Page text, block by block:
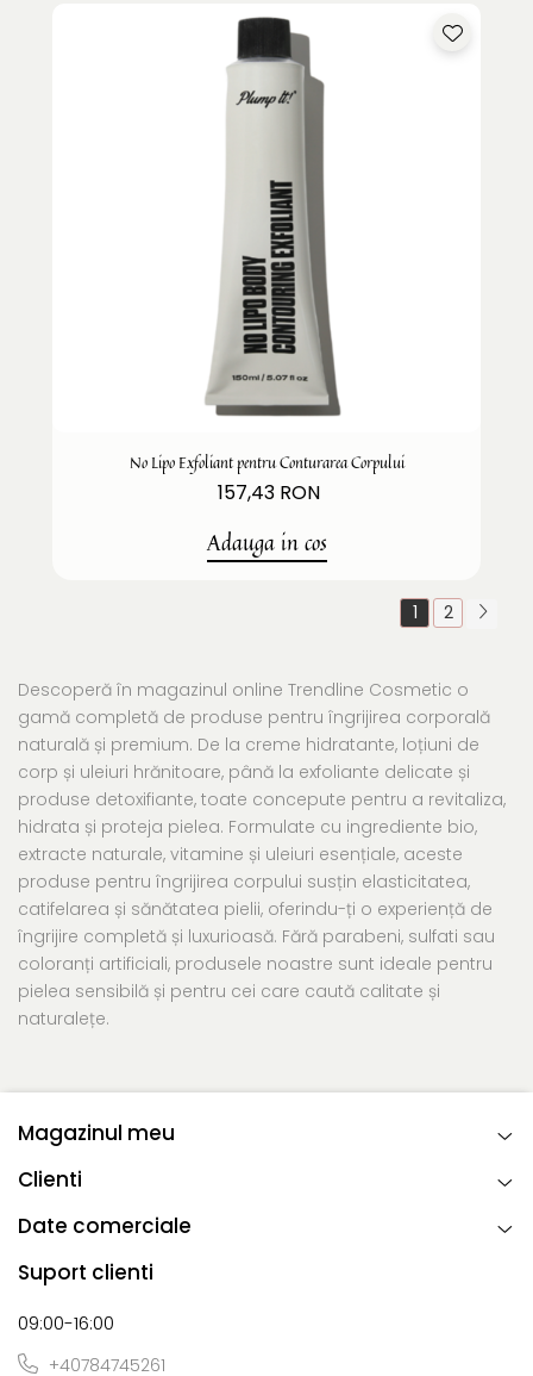
No Lipo Exfoliant pentru Conturarea Corpului
157,43 RON
Adauga in cos
1 2
Descoperă în magazinul online Trendline Cosmetic o
gamă completă de produse pentru îngrijirea corporală
naturală și premium. De la creme hidratante, loțiuni de
corp și uleiuri hrănitoare, până la exfoliante delicate și
produse detoxifiante, toate concepute pentru a revitaliza,
hidrata și proteja pielea. Formulate cu ingrediente bio,
extracte naturale, vitamine și uleiuri esențiale, aceste
produse pentru îngrijirea corpului susțin elasticitatea,
catifelarea și sănătatea pielii, oferindu-ți o experiență de
îngrijire completă și luxurioasă. Fără parabeni, sulfati sau
coloranți artificiali, produsele noastre sunt ideale pentru
pielea sensibilă și pentru cei care caută calitate și
naturalețe.
Magazinul meu
Clienti
Date comerciale
Suport clienti
09:00-16:00
+40784745261